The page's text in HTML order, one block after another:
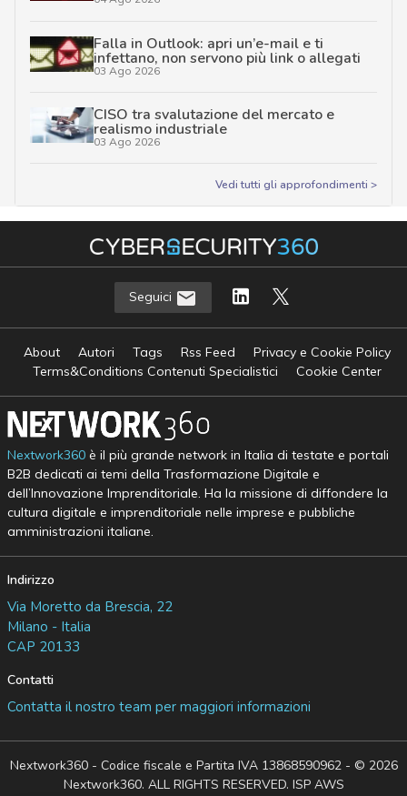
Falla in Outlook: apri un’e-mail e ti
infettano, non servono più link o allegati
03 Ago 2026
CISO tra svalutazione del mercato e
realismo industriale
03 Ago 2026
Vedi tutti gli approfondimenti >
Seguici
About Autori Tags Rss Feed
Privacy e Cookie Policy
Terms&Conditions Contenuti Specialistici
Cookie Center
Nextwork360è il più grande network in Italia di testate e portali
B2B dedicati ai temi della Trasformazione Digitale e
dell’Innovazione Imprenditoriale. Ha la missione di diffondere la
cultura digitale e imprenditoriale nelle imprese e pubbliche
amministrazioni italiane.
Indirizzo
Via Moretto da Brescia, 22
Milano - Italia
CAP 20133
Contatti
Contatta il nostro team per maggiori informazioni
Nextwork360 - Codice fiscale e Partita IVA 13868590962 - © 2026
Nextwork360. ALL RIGHTS RESERVED. ISP AWS